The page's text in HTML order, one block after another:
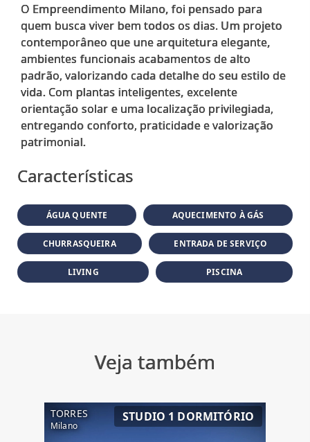
O Empreendimento Milano, foi pensado para
quem busca viver bem todos os dias. Um projeto
contemporâneo que une arquitetura elegante,
ambientes funcionais acabamentos de alto
padrão, valorizando cada detalhe do seu estilo de
vida. Com plantas inteligentes, excelente
orientação solar e uma localização privilegiada,
entregando conforto, praticidade e valorização
patrimonial.
Características
ÁGUA QUENTE AQUECIMENTO À GÁS
CHURRASQUEIRA ENTRADA DE SERVIÇO
LIVING PISCINA
Veja também
TORRES
Milano
STUDIO 1 DORMITÓRIO